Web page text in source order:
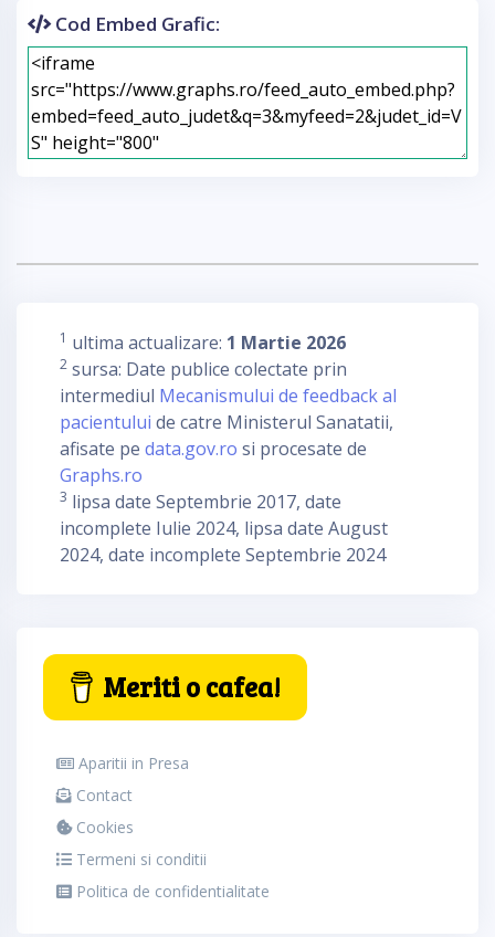
Cod Embed Grafic:
1 ultima actualizare: 1 Martie 2026
2 sursa: Date publice colectate prin
intermediul Mecanismului de feedback al
pacientului de catre Ministerul Sanatatii,
afisate pe data.gov.ro si procesate de
Graphs.ro
3 lipsa date Septembrie 2017, date
incomplete Iulie 2024, lipsa date August
2024, date incomplete Septembrie 2024
Meriti o cafea!
Aparitii in Presa
Contact
Cookies
Termeni si conditii
Politica de confidentialitate